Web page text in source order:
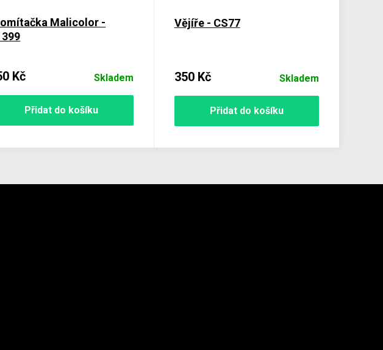
Malicolor -
Kč Skladem
Přidat do košíku
Vějíře - CS77
350 Kč Skladem
Přidat do košíku